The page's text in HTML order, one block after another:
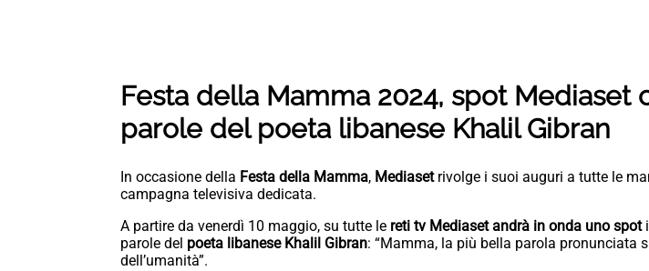
Festa della Mamma 2024, spot Mediaset
parole del poeta libanese Khalil Gibran
In occasione della Festa della Mamma, Mediaset rivolge i suoi auguri a tutte le
campagna televisiva dedicata.
A partire da venerdì 10 maggio, su tutte le reti tv Mediaset andrà in onda uno spot
parole del poeta libanese Khalil Gibran: “Mamma, la più bella parola pronunciata
dell’umanità”.